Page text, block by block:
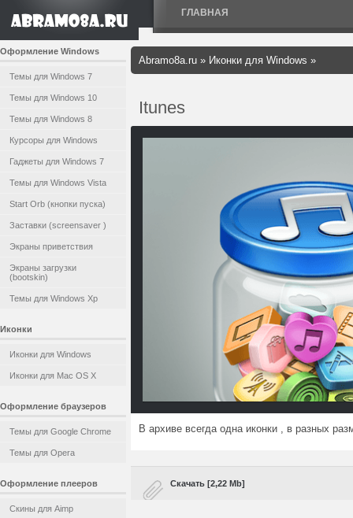
ГЛАВНАЯ
Оформление Windows
Темы для Windows 7
Темы для Windows 10
Темы для Windows 8
Курсоры для Windows
Гаджеты для Windows 7
Темы для Windows Vista
Start Orb (кнопки пуска)
Заставки (screensaver )
Экраны приветствия
Экраны загрузки
(bootskin)
Темы для Windows Xp
Иконки
Иконки для Windows
Иконки для Mac OS X
Оформление браузеров
Темы для Google Chrome
Темы для Opera
Оформление плееров
Скины для Aimp
Abramo8a.ru » Иконки для Windows »
Itunes
В архиве всегда одна иконки , в разных
Скачать [2,22 Mb]